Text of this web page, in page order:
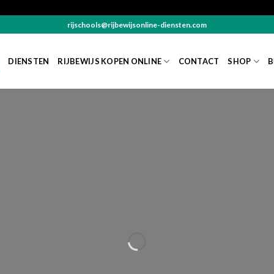
rijschools@rijbewijsonline-diensten.com
DIENSTEN RIJBEWIJS KOPEN ONLINE CONTACT SHOP
Zonder Theorie en Praktijk met Ons Online